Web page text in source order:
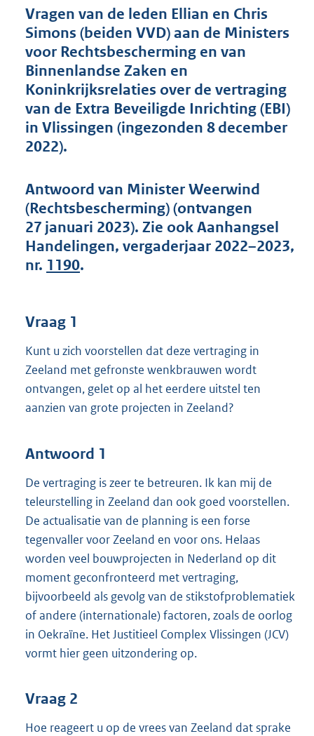
n
d
s
g
o
t
5
b
Vragen van de leden Ellian en Chris
Simons (beiden VVD) aan de Ministers
voor Rechtsbescherming en van
Binnenlandse Zaken en
Koninkrijksrelaties over de vertraging
van de Extra Beveiligde Inrichting (EBI)
in Vlissingen (ingezonden 8 december
2022).
Antwoord van Minister Weerwind
(Rechtsbescherming) (ontvangen
27 januari 2023). Zie ook Aanhangsel
Handelingen, vergaderjaar 2022–2023,
nr. 1190.
Vraag 1
Kunt u zich voorstellen dat deze vertraging in
Zeeland met gefronste wenkbrauwen wordt
ontvangen, gelet op al het eerdere uitstel ten
aanzien van grote projecten in Zeeland?
Antwoord 1
De vertraging is zeer te betreuren. Ik kan mij de
teleurstelling in Zeeland dan ook goed voorstellen.
De actualisatie van de planning is een forse
tegenvaller voor Zeeland en voor ons. Helaas
worden veel bouwprojecten in Nederland op dit
moment geconfronteerd met vertraging,
bijvoorbeeld als gevolg van de stikstofproblematiek
of andere (internationale) factoren, zoals de oorlog
in Oekraïne. Het Justitieel Complex Vlissingen (JCV)
vormt hier geen uitzondering op.
Vraag 2
Hoe reageert u op de vrees van Zeeland dat sprake